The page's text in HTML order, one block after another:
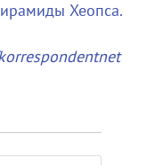
Хеопса.